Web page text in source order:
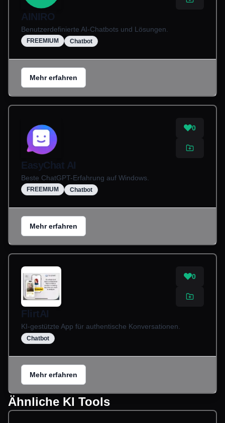
AINIRO
Benutzerdefinierte AI-Chatbots und Lösungen.
FREEMIUM Chatbot
Mehr erfahren
0
EasyChat AI
Beste ChatGPT-Erfahrung auf Windows.
FREEMIUM Chatbot
Mehr erfahren
0
FlirtAI
KI-gestützte App für authentische Konversationen.
Chatbot
Mehr erfahren
Ähnliche KI Tools